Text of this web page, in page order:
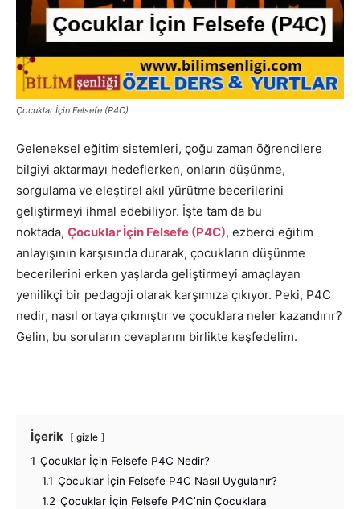
Çocuklar İçin Felsefe (P4C)
Geleneksel eğitim sistemleri, çoğu zaman öğrencilere
bilgiyi aktarmayı hedeflerken, onların düşünme,
sorgulama ve eleştirel akıl yürütme becerilerini
geliştirmeyi ihmal edebiliyor. İşte tam da bu
noktada, Çocuklar İçin Felsefe (P4C), ezberci eğitim
anlayışının karşısında durarak, çocukların düşünme
becerilerini erken yaşlarda geliştirmeyi amaçlayan
yenilikçi bir pedagoji olarak karşımıza çıkıyor. Peki, P4C
nedir, nasıl ortaya çıkmıştır ve çocuklara neler kazandırır?
Gelin, bu soruların cevaplarını birlikte keşfedelim.
İçerik gizle
1 Çocuklar İçin Felsefe P4C Nedir?
1.1 Çocuklar İçin Felsefe P4C Nasıl Uygulanır?
1.2 Çocuklar İçin Felsefe P4C’nin Çocuklara